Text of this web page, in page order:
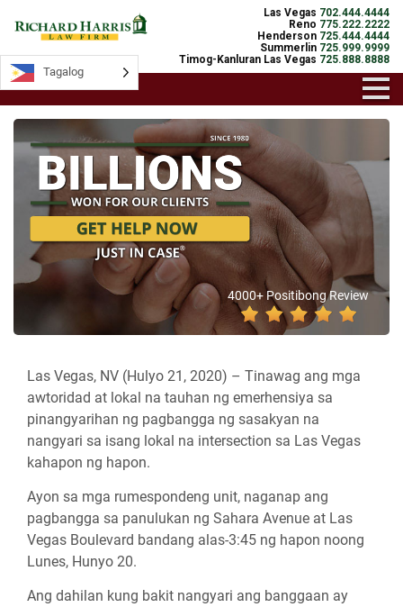
Las Vegas 702.444.4444
Reno 775.222.2222
Henderson 725.444.4444
Summerlin 725.999.9999
Timog-Kanluran Las Vegas 725.888.8888
4000+ Positibong Review
Las Vegas, NV (Hulyo 21, 2020) – Tinawag ang mga
awtoridad at lokal na tauhan ng emerhensiya sa
pinangyarihan ng pagbangga ng sasakyan na
nangyari sa isang lokal na intersection sa Las Vegas
kahapon ng hapon.
Ayon sa mga rumespondeng unit, naganap ang
pagbangga sa panulukan ng Sahara Avenue at Las
Vegas Boulevard bandang alas-3:45 ng hapon noong
Lunes, Hunyo 20.
Ang dahilan kung bakit nangyari ang banggaan ay
Tagalog